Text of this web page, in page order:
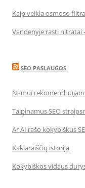
Kaip veikia osmoso
Vandenyje rasti nitratai
SEO PASLAUGOS
Namui
Talpinamus SEO
Ar AI rašo kokybiškus
Kaklaraiščių istorija
Kokybiškos vidaus